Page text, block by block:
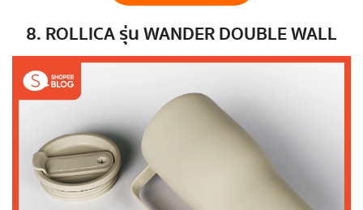
8. ROLLICA รุ่น WANDER DOUBLE WALL